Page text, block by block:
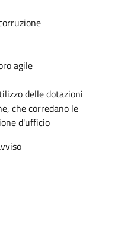
agile
delle dotazioni
che corredano le
d'ufficio